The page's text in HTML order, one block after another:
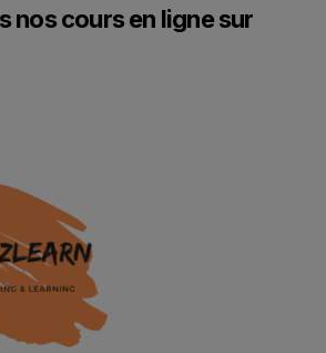
nos cours en ligne sur